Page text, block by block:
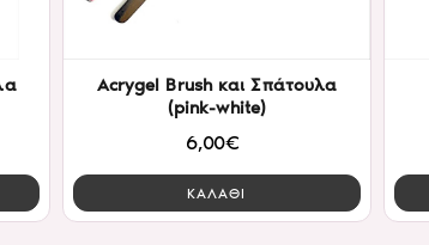
Acrygel Brush και Σπάτουλα
(pink-white)
6,00€
ΚΑΛΑΘΙ